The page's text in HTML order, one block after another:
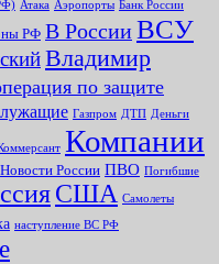
Атака Аэропорты Банк России
РФ В России ВСУ
Владимир
по защите
Газпром ДТП Деньги
Компании
Новости России ПВО Погибшие
США Самолеты
наступление ВС РФ